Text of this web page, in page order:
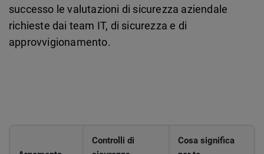
successo le valutazioni di sicurezza aziendale
richieste dai team IT, di sicurezza e di
approvvigionamento.
Controlli di
Cosa significa